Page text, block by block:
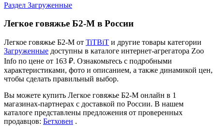
Раздел Загруженные
Легкое говяжье Б2-M в России
Легкое говяжье Б2-M от TiTBiT и другие товары категории
Загруженные доступны в каталоге интернет-агрегатора Zoo
Info по цене от 163 ₽. Ознакомьтесь с подробными
характеристиками, фото и описанием, а также динамикой цен,
чтобы сделать правильный выбор.
Вы можете купить Легкое говяжье Б2-M онлайн в 1
магазинах-партнерах с доставкой по России. В нашем
каталоге представлены предложения от проверенных
продавцов: Бетховен .